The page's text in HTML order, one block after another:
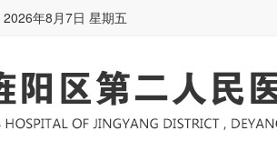
2026年8月7日 星期五